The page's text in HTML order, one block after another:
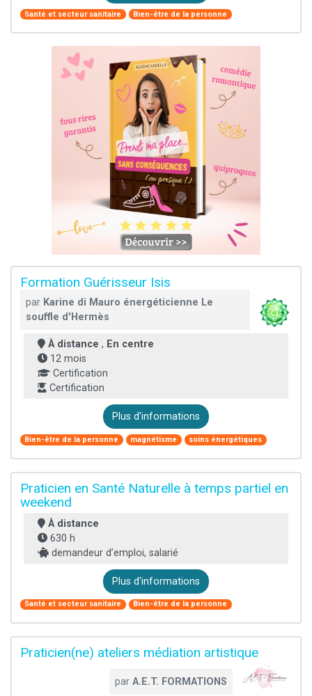
Santé et secteur sanitaire Bien-être de la personne
Formation Guérisseur Isis
par Karine di Mauro énergéticienne Le
souffle d'Hermès
À distance , En centre
12 mois
Certification
Certification
Plus d'informations
Bien-être de la personne magnétisme soins énergétiques
Praticien en Santé Naturelle à temps partiel en
weekend
À distance
630 h
demandeur d’emploi, salarié
Plus d'informations
Santé et secteur sanitaire Bien-être de la personne
Praticien(ne) ateliers médiation artistique
par A.E.T. FORMATIONS